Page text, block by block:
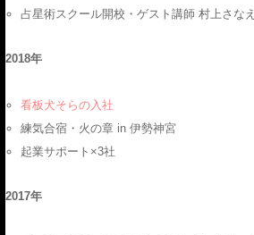
占星術スクール開校・ゲスト講師 村上さなえ
2018年
看板犬そらの入社
練気合宿・火の章 in 伊勢神宮
起業サポート×3社
2017年